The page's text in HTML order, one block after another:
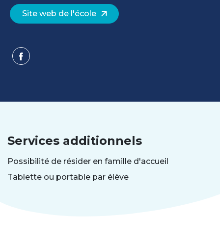
Site web de l'école
Services additionnels
Possibilité de résider en famille d'accueil
Tablette ou portable par élève